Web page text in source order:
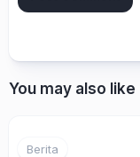
You may also like
Berita